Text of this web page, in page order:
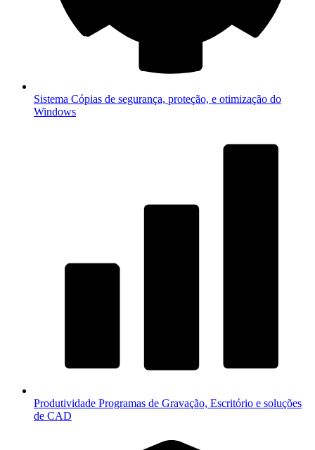
Sistema Cópias de segurança, proteção, e otimização do
Windows
Produtividade Programas de Gravação, Escritório e soluções
de CAD